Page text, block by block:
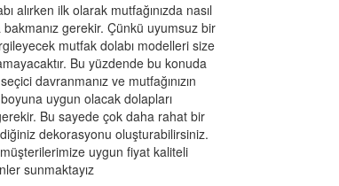
alırken ilk olarak mutfağınızda nasıl
bakmanız gerekir. Çünkü uyumsuz bir
mutfak dolabı modelleri size
Bu yüzdende bu konuda
davranmanız ve mutfağınızın
uygun olacak dolapları
Bu sayede çok daha rahat bir
dekorasyonu oluşturabilirsiniz.
uygun fiyat kaliteli
sunmaktayız